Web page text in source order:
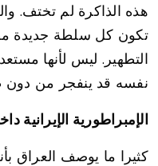
هذه الذاكرة لم تختف.
تكون كل سلطة جديدة
التطهير. ليس لأنها
نفسه قد ينفجر من دون
الإمبراطورية الإيرانية
كثيرا ما يوصف العراق